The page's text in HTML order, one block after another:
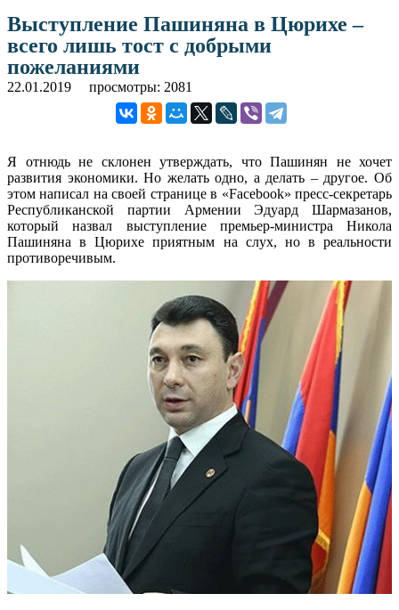
Выступление Пашиняна в Цюрихе –
всего лишь тост с добрыми
пожеланиями
22.01.2019 просмотры: 2081
Я отнюдь не склонен утверждать, что Пашинян не хочет
развития экономики. Но желать одно, а делать – другое. Об
этом написал на своей странице в «Facebook» пресс-секретарь
Республиканской партии Армении Эдуард Шармазанов,
который назвал выступление премьер-министра Никола
Пашиняна в Цюрихе приятным на слух, но в реальности
противоречивым.